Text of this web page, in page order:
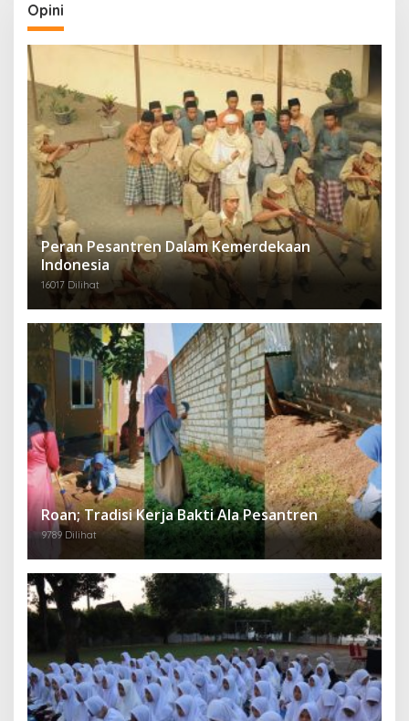
Opini
Peran Pesantren Dalam Kemerdekaan
Indonesia
16017 Dilihat
Roan; Tradisi Kerja Bakti Ala Pesantren
9789 Dilihat